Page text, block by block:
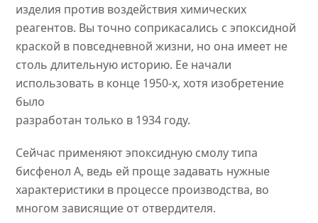
изделия против воздействия химических
реагентов. Вы точно соприкасались с эпоксидной
краской в повседневной жизни, но она имеет не
столь длительную историю. Ее начали
использовать в конце 1950-х, хотя изобретение
было
разработан только в 1934 году.
Сейчас применяют эпоксидную смолу типа
бисфенол А, ведь ей проще задавать нужные
характеристики в процессе производства, во
многом зависящие от отвердителя.